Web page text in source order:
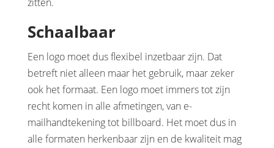
zitten.
Schaalbaar
Een logo moet dus flexibel inzetbaar zijn. Dat
betreft niet alleen maar het gebruik, maar zeker
ook het formaat. Een logo moet immers tot zijn
recht komen in alle afmetingen, van e-
mailhandtekening tot billboard. Het moet dus in
alle formaten herkenbaar zijn en de kwaliteit mag